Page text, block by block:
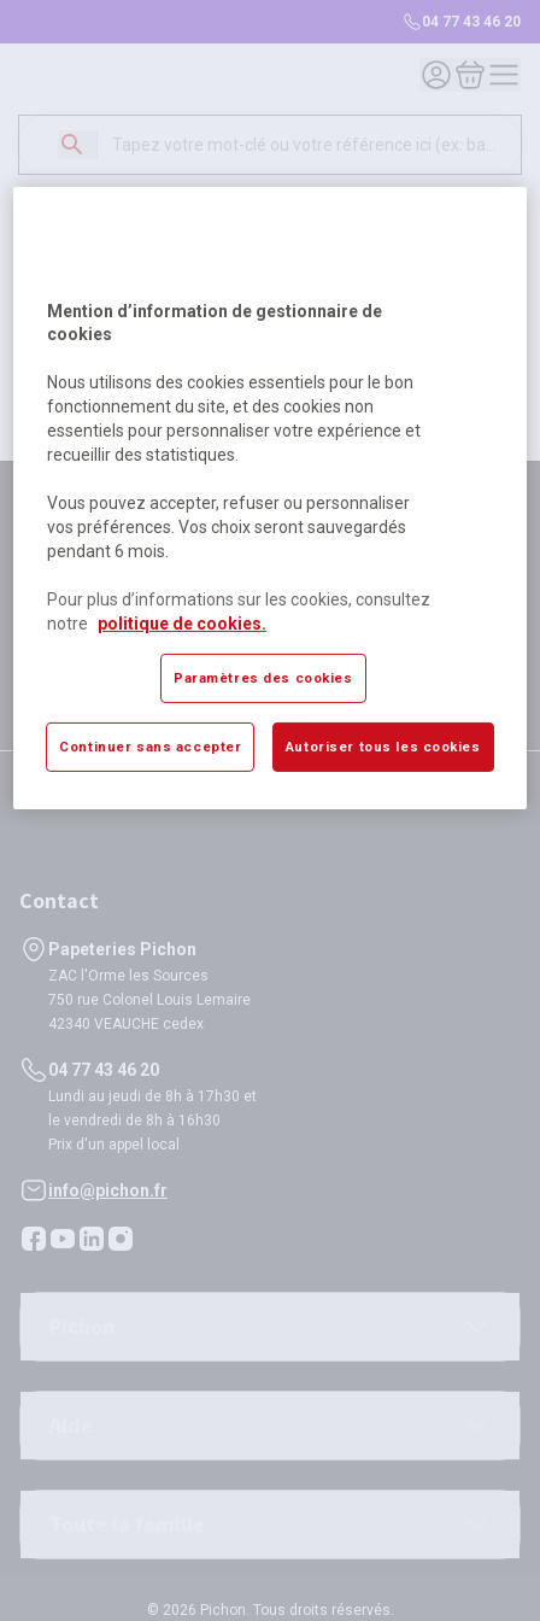
04 77 43 46 20
Mon compte
Mon
500
excuser pour la gêne occasionée.
Retour Retour à l'accueil
Plus de 180 personnes
à votre écoute
Plus de 80 000 références
disponibles
Expédition le jour même
si validation avant 12h
satisfaction totale
Contact
Papeteries Pichon
ZAC l'Orme les Sources
750 rue Colonel Louis Lemaire
42340 VEAUCHE cedex
04 77 43 46 20
Lundi au jeudi de 8h à 17h30 et
le vendredi de 8h à 16h30
Prix d'un appel local
info@pichon.fr
© 2026 Pichon. Tous droits réservés.
Mention d’information de gestionnaire de
cookies
Nous utilisons des cookies essentiels pour le bon
fonctionnement du site, et des cookies non
essentiels pour personnaliser votre expérience et
recueillir des statistiques.
Vous pouvez accepter, refuser ou personnaliser
vos préférences. Vos choix seront sauvegardés
pendant 6 mois.
Pour plus d’informations sur les cookies, consultez
notre
politique de cookies.
Paramètres des cookies
Continuer sans accepter Autoriser tous les cookies